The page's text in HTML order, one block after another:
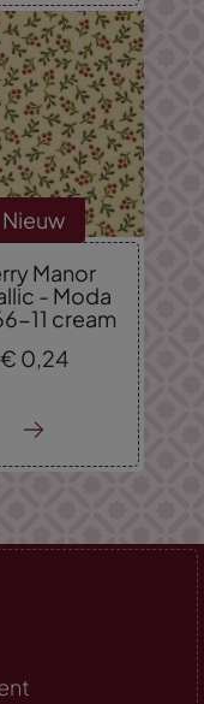
Nieuw
Manor
- Moda
11 cream
€ 0,24